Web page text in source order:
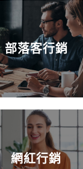
部落客行銷
網紅行銷